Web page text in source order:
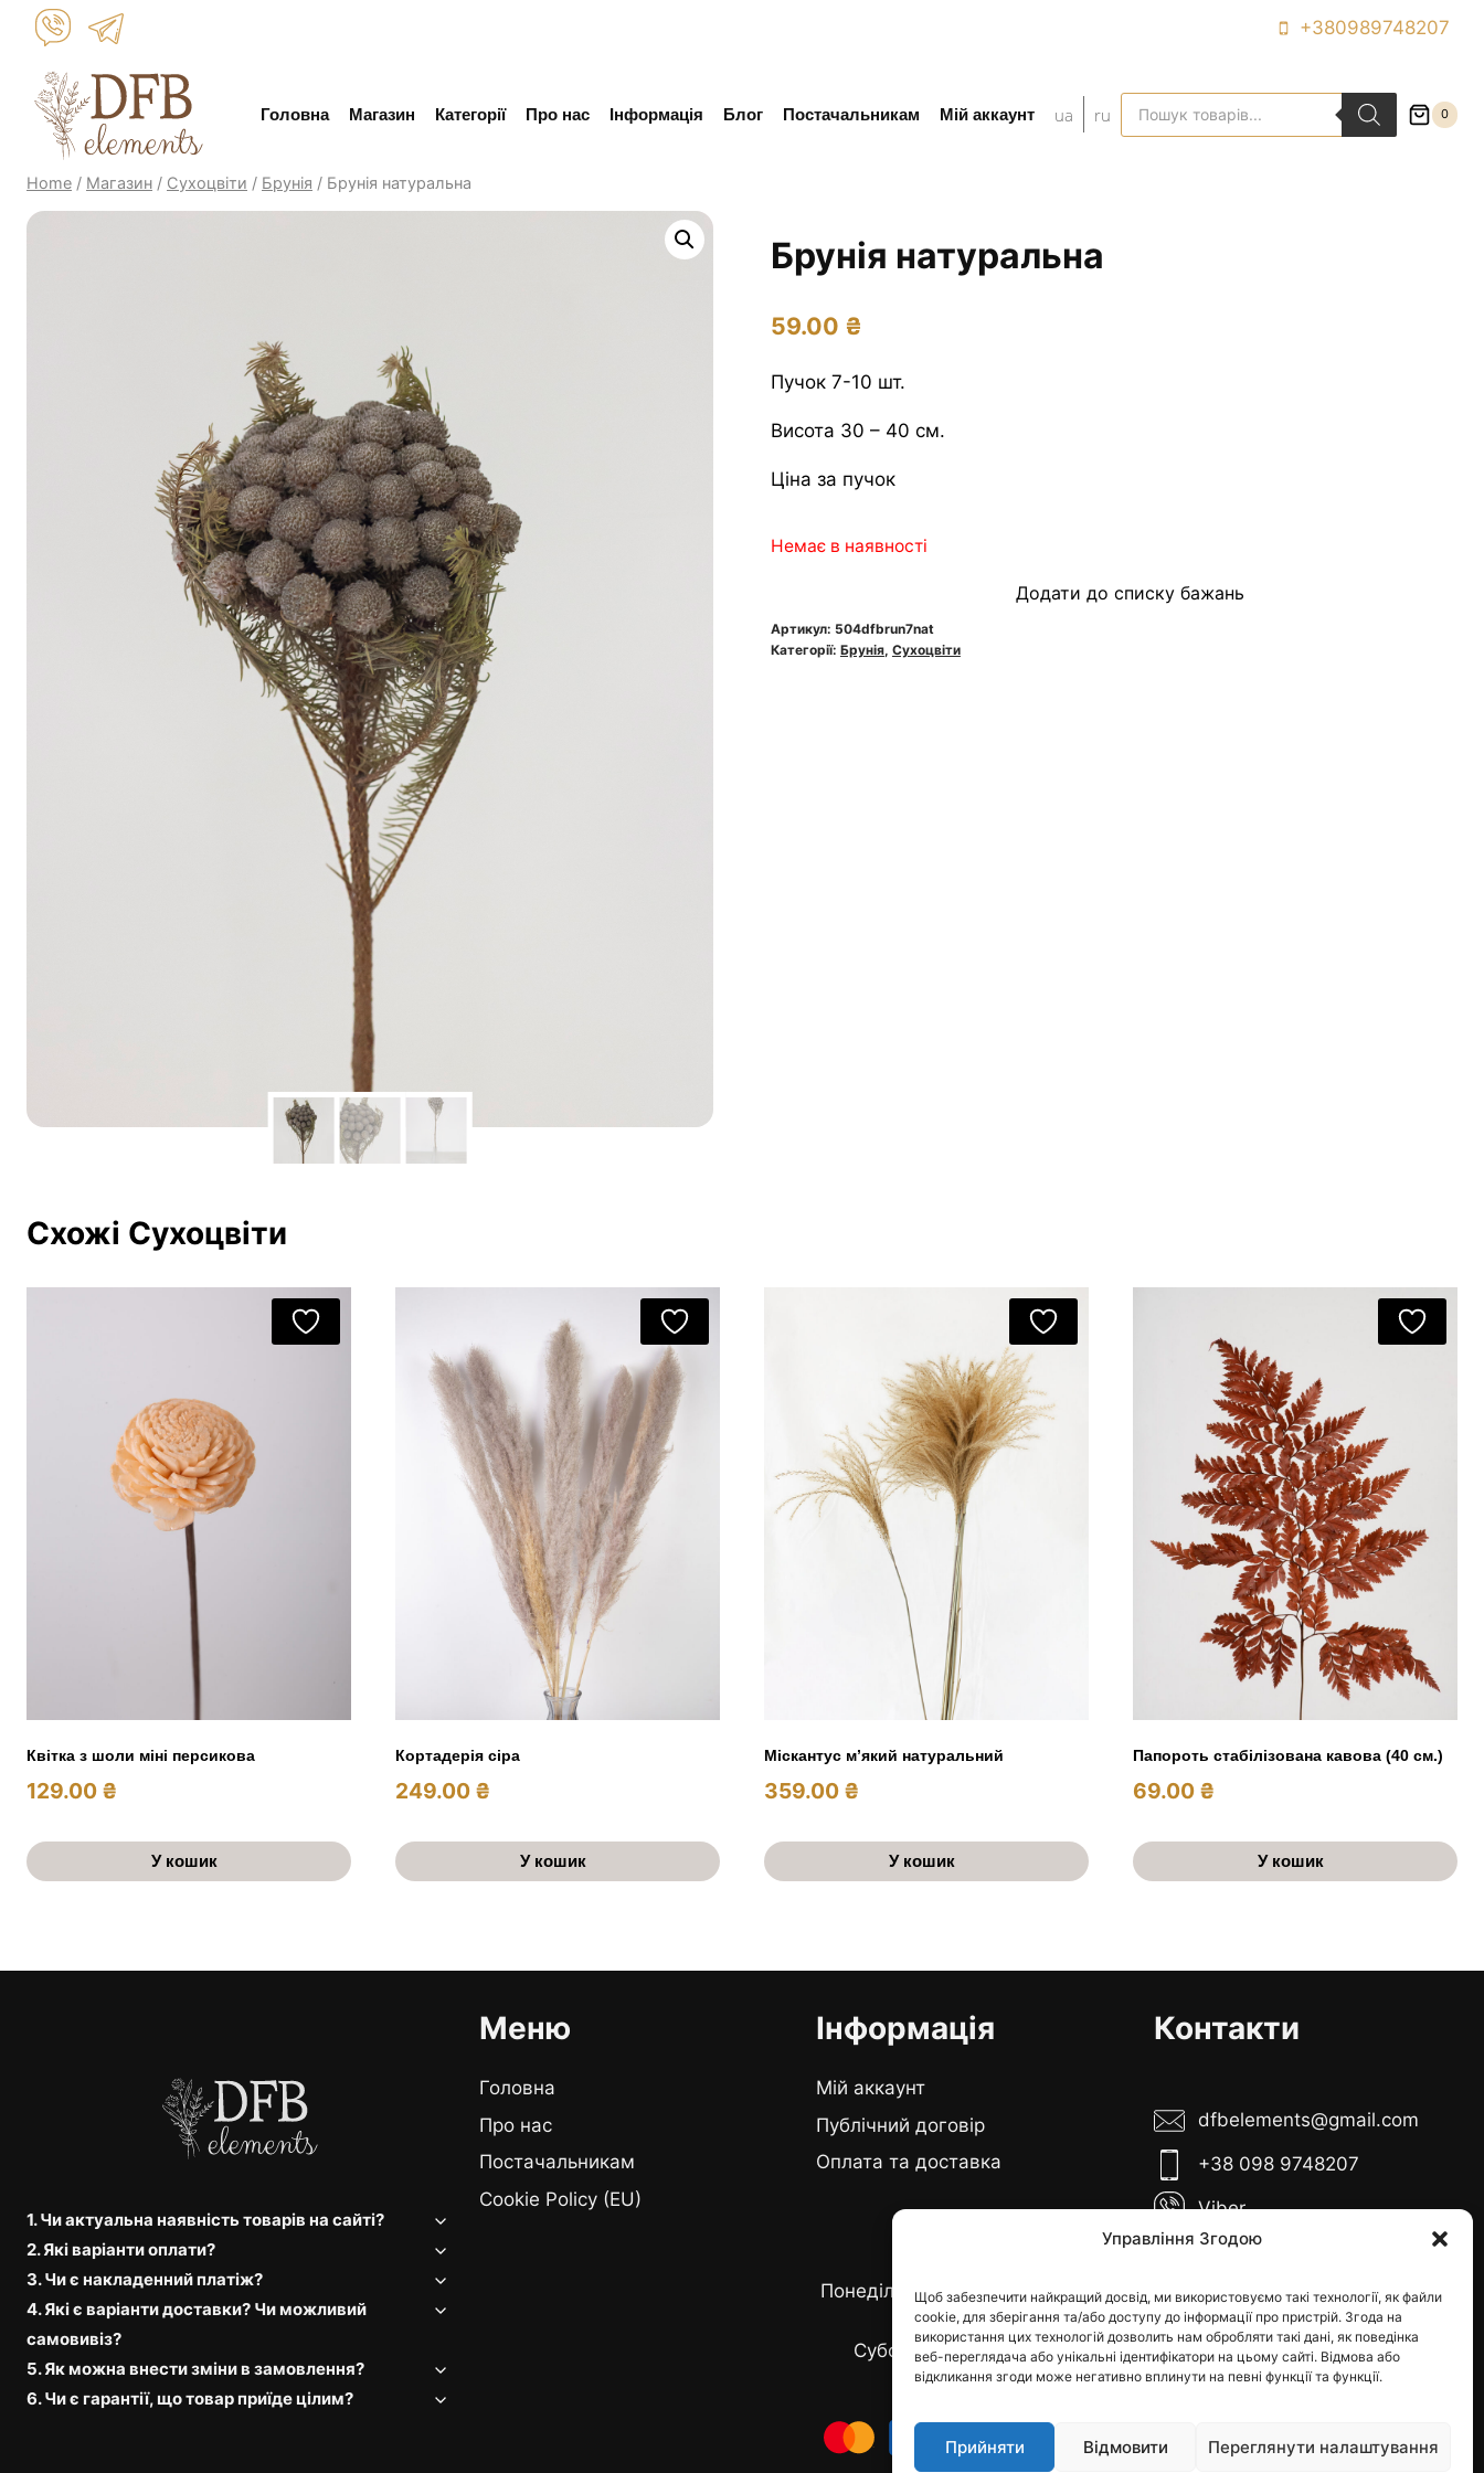
Управління Згодою
Щоб забезпечити найкращий досвід, ми використовуємо такі технології, як файли
cookie, для зберігання та/або доступу до інформації про пристрій. Згода на
використання цих технологій дозволить нам обробляти такі дані, як поведінка
веб-переглядача або унікальні ідентифікатори на цьому сайті. Відмова або
відкликання згоди може негативно вплинути на певні функції та функції.
Прийняти Відмовити Переглянути налаштування
Skip
content
+380989748207
Головна Магазин Категорії Про нас Інформація Блог Постачальникам Мій аккаунт ua ru
Пошук
товарів
0
Home / Магазин / Сухоцвіти / Брунія / Брунія натуральна
Брунія натуральна
59.00 ₴
Пучок 7-10 шт.
Висота 30 – 40 см.
Ціна за пучок
Немає в наявності
Додати до списку бажань
Артикул: 504dfbrun7nat
Категорії: Брунія, Сухоцвіти
Схожі Сухоцвіти
Квітка з шоли міні персикова
129.00 ₴
У кошик
Кортадерія сіра
249.00 ₴
У кошик
Міскантус м’який натуральний
359.00 ₴
У кошик
Папороть стабілізована кавова (40 см.)
69.00 ₴
У кошик
1. Чи актуальна наявність товарів на сайті?
2. Які варіанти оплати?
3. Чи є накладенний платіж?
4. Які є варіанти доставки? Чи можливий
самовивіз?
5. Як можна внести зміни в замовлення?
6. Чи є гарантії, що товар приїде цілим?
Меню
Головна
Про нас
Постачальникам
Cookie Policy (EU)
Інформація
Мій аккаунт
Публічний договір
Оплата та доставка
Понеділок - п'ятниця з 10:00 до
19:00
Субота - неділя - вихідні
Контакти
dfbelements@gmail.com
+38 098 9748207
Viber
Telegram
Instagram